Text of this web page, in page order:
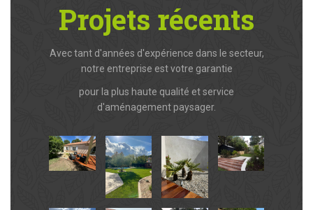
Projets récents
Avec tant d'années d'expérience dans le secteur,
notre entreprise est votre garantie
pour la plus haute qualité et service
d'aménagement paysager.